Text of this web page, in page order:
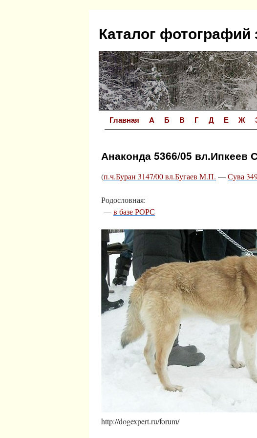
содержимому
Каталог фотографий
Главная A Б В Г Д Е Ж
Анаконда 5366/05 вл.Ипкеев
(п.ч.Буран 3147/00 вл.Бугаев М.П. —Сува
Родословная:
—в базе РОРС
http://dogexpert.ru/forum/